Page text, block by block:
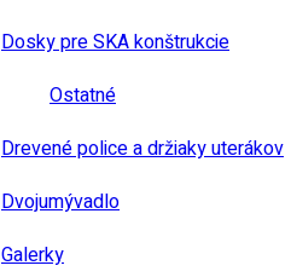
Dosky pre SKA konštrukcie
Ostatné
Drevené police a držiaky uterákov
Dvojumývadlo
Galerky